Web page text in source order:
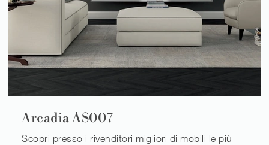
Arcadia AS007
Scopri presso i rivenditori migliori di mobili le più